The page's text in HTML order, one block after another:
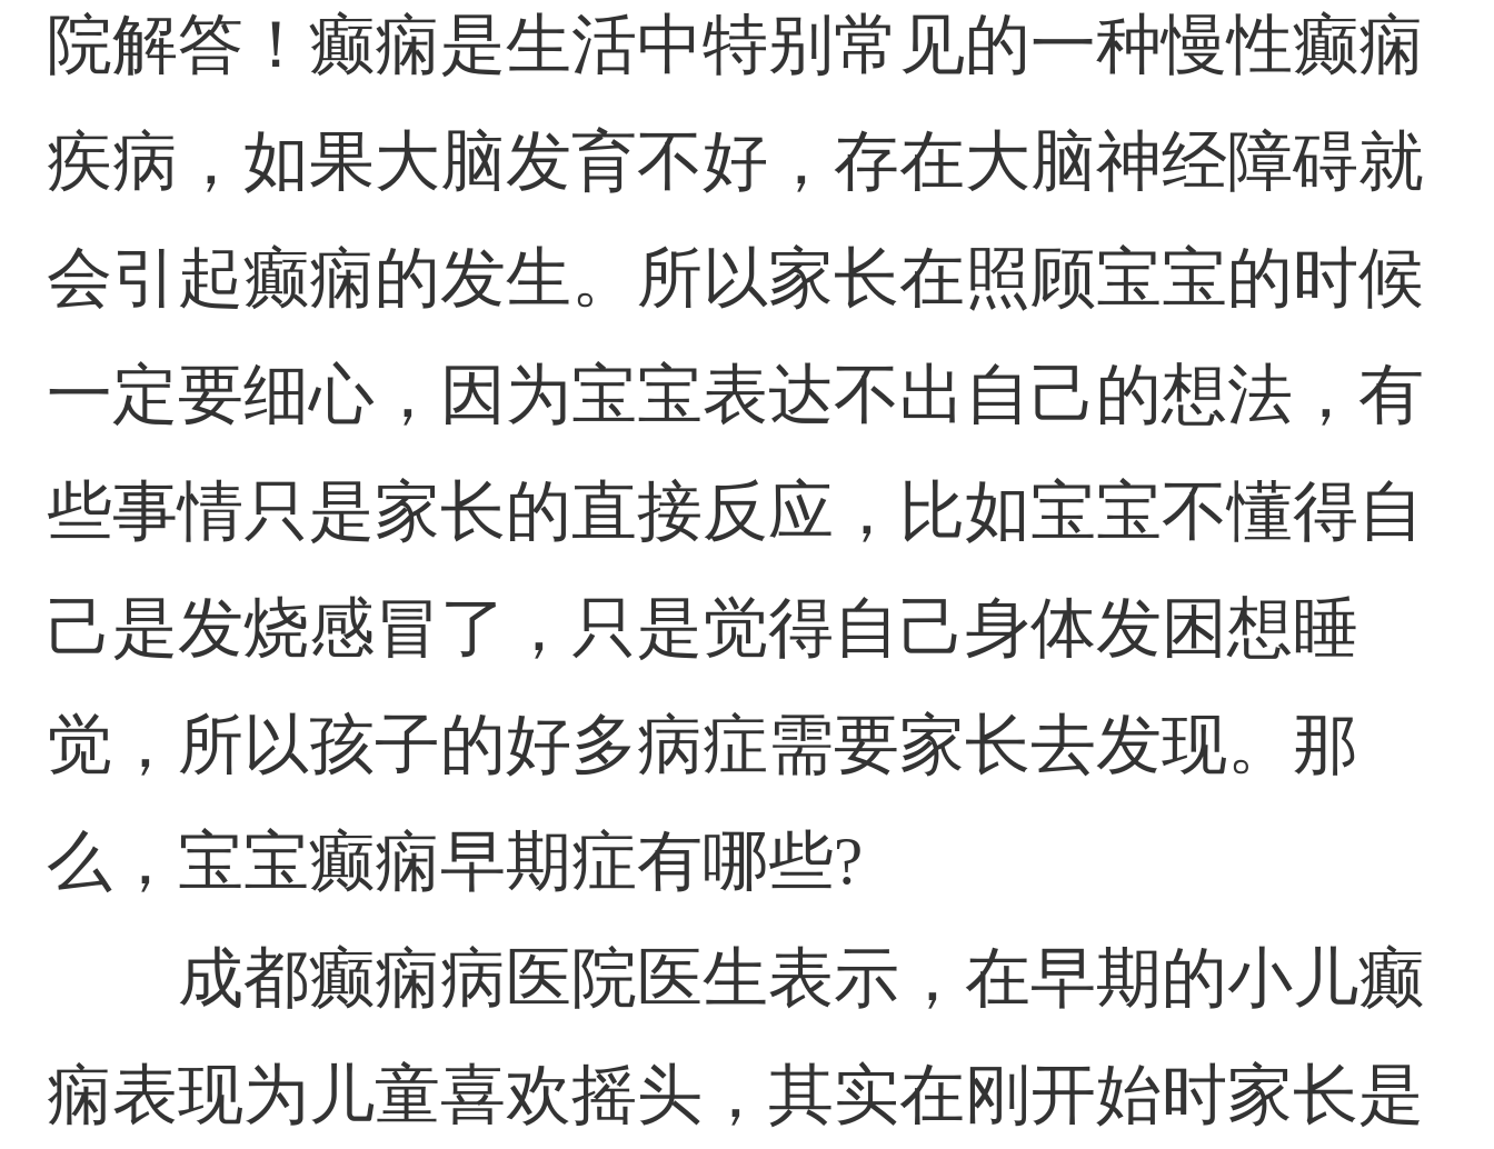
院解答！癫痫是生活中特别常见的一种慢性癫痫
疾病，如果大脑发育不好，存在大脑神经障碍就
会引起癫痫的发生。所以家长在照顾宝宝的时候
一定要细心，因为宝宝表达不出自己的想法，有
些事情只是家长的直接反应，比如宝宝不懂得自
己是发烧感冒了，只是觉得自己身体发困想睡
觉，所以孩子的好多病症需要家长去发现。那
么，宝宝癫痫早期症有哪些?
成都癫痫病医院医生表示，在早期的小儿癫
痫表现为儿童喜欢摇头，其实在刚开始时家长是